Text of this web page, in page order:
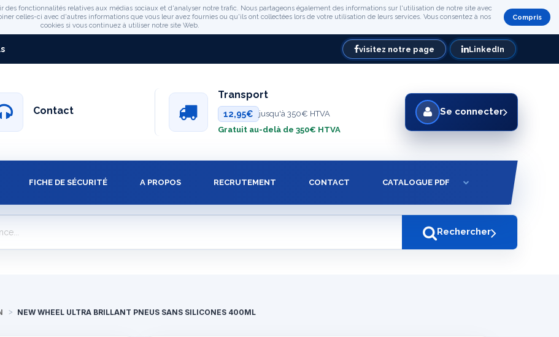
fonctionnalités relatives aux médias sociaux et d'analyser notre trafic. Nous partageons également des informations sur l'utilisation de notre site avec
celles-ci avec d'autres informations que vous leur avez fournies ou qu'ils ont collectées lors de votre utilisation de leurs services. Vous consentez à nos
cookies si vous continuez à utiliser notre site Web.
Compris
visitez notre page LinkedIn
Contact
Transport
12,95€
jusqu'à 350€ HTVA
Gratuit au-delà de 350€ HTVA
Se connecter
FICHE DE SÉCURITÉ A PROPOS RECRUTEMENT CONTACT CATALOGUE PDF
Rechercher
NEW WHEEL ULTRA BRILLANT PNEUS SANS SILICONES 400ML